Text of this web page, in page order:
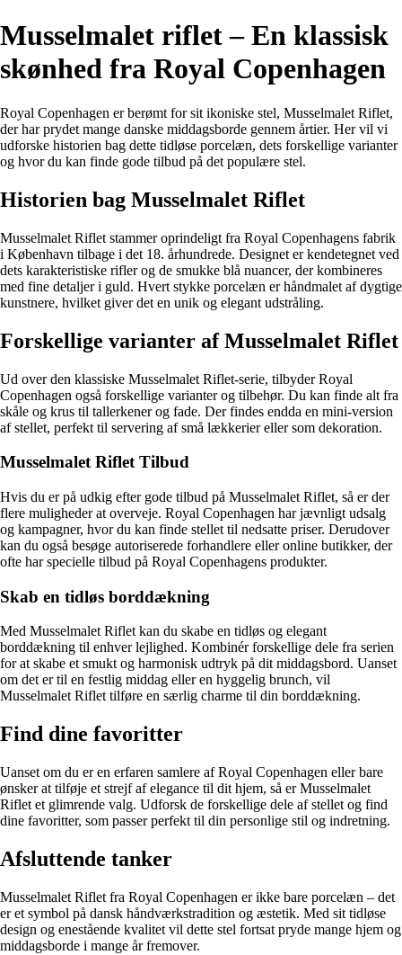
Musselmalet riflet – En klassisk
skønhed fra Royal Copenhagen
Royal Copenhagen er berømt for sit ikoniske stel, Musselmalet Riflet,
der har prydet mange danske middagsborde gennem årtier. Her vil vi
udforske historien bag dette tidløse porcelæn, dets forskellige varianter
og hvor du kan finde gode tilbud på det populære stel.
Historien bag Musselmalet Riflet
Musselmalet Riflet stammer oprindeligt fra Royal Copenhagens fabrik
i København tilbage i det 18. århundrede. Designet er kendetegnet ved
dets karakteristiske rifler og de smukke blå nuancer, der kombineres
med fine detaljer i guld. Hvert stykke porcelæn er håndmalet af dygtige
kunstnere, hvilket giver det en unik og elegant udstråling.
Forskellige varianter af Musselmalet Riflet
Ud over den klassiske Musselmalet Riflet-serie, tilbyder Royal
Copenhagen også forskellige varianter og tilbehør. Du kan finde alt fra
skåle og krus til tallerkener og fade. Der findes endda en mini-version
af stellet, perfekt til servering af små lækkerier eller som dekoration.
Musselmalet Riflet Tilbud
Hvis du er på udkig efter gode tilbud på Musselmalet Riflet, så er der
flere muligheder at overveje. Royal Copenhagen har jævnligt udsalg
og kampagner, hvor du kan finde stellet til nedsatte priser. Derudover
kan du også besøge autoriserede forhandlere eller online butikker, der
ofte har specielle tilbud på Royal Copenhagens produkter.
Skab en tidløs borddækning
Med Musselmalet Riflet kan du skabe en tidløs og elegant
borddækning til enhver lejlighed. Kombinér forskellige dele fra serien
for at skabe et smukt og harmonisk udtryk på dit middagsbord. Uanset
om det er til en festlig middag eller en hyggelig brunch, vil
Musselmalet Riflet tilføre en særlig charme til din borddækning.
Find dine favoritter
Uanset om du er en erfaren samlere af Royal Copenhagen eller bare
ønsker at tilføje et strejf af elegance til dit hjem, så er Musselmalet
Riflet et glimrende valg. Udforsk de forskellige dele af stellet og find
dine favoritter, som passer perfekt til din personlige stil og indretning.
Afsluttende tanker
Musselmalet Riflet fra Royal Copenhagen er ikke bare porcelæn – det
er et symbol på dansk håndværkstradition og æstetik. Med sit tidløse
design og enestående kvalitet vil dette stel fortsat pryde mange hjem og
middagsborde i mange år fremover.